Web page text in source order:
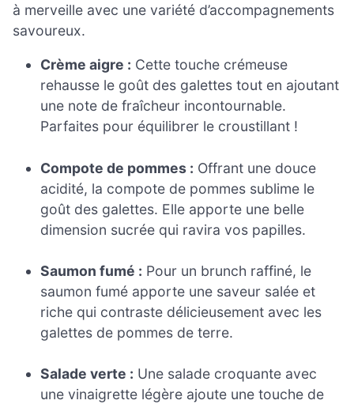
à merveille avec une variété d’accompagnements
savoureux.
Crème aigre : Cette touche crémeuse
rehausse le goût des galettes tout en ajoutant
une note de fraîcheur incontournable.
Parfaites pour équilibrer le croustillant !
Compote de pommes : Offrant une douce
acidité, la compote de pommes sublime le
goût des galettes. Elle apporte une belle
dimension sucrée qui ravira vos papilles.
Saumon fumé : Pour un brunch raffiné, le
saumon fumé apporte une saveur salée et
riche qui contraste délicieusement avec les
galettes de pommes de terre.
Salade verte : Une salade croquante avec
une vinaigrette légère ajoute une touche de